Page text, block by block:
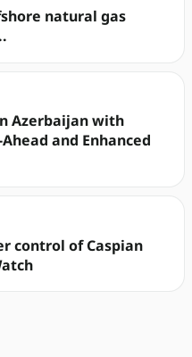
natural gas
Azerbaijan with
and Enhanced
control of Caspian